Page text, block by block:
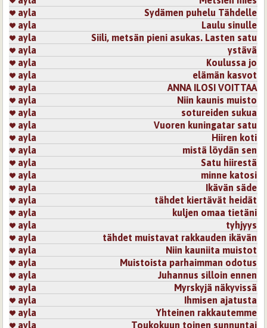
ayla
Sydämen puhelu Tähdelle
ayla
Laulu sinulle
ayla
Siili, metsän pieni asukas. Lasten satu
ayla
ystävä
ayla
Koulussa jo
ayla
elämän kasvot
ayla
ANNA ILOSI VOITTAA
ayla
Niin kaunis muisto
ayla
sotureiden sukua
ayla
Vuoren kuningatar satu
ayla
Hiiren koti
ayla
mistä löydän sen
ayla
Satu hiirestä
ayla
minne katosi
ayla
Ikävän säde
ayla
tähdet kiertävät heidät
ayla
kuljen omaa tietäni
ayla
tyhjyys
ayla
tähdet muistavat rakkauden ikävän
ayla
Niin kauniita muistot
ayla
Muistoista parhaimman odotus
ayla
Juhannus silloin ennen
ayla
Myrskyjä näkyvissä
ayla
Ihmisen ajatusta
ayla
Yhteinen rakkautemme
ayla
Toukokuun toinen sunnuntai